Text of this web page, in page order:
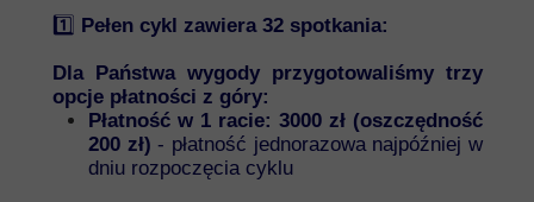
1️⃣ Pełen cykl zawiera 32 spotkania:
Dla Państwa wygody przygotowaliśmy trzy
opcje płatności z góry:
Płatność w 1 racie: 3000 zł (oszczędność
200 zł) - płatność jednorazowa najpóźniej w
dniu rozpoczęcia cyklu